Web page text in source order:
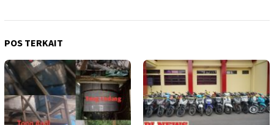
POS TERKAIT